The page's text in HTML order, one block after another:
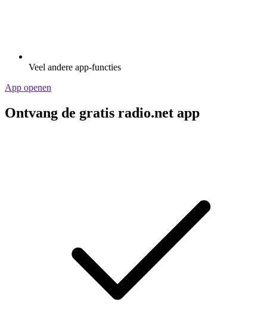
Veel andere app-functies
App openen
Ontvang de gratis radio.net app